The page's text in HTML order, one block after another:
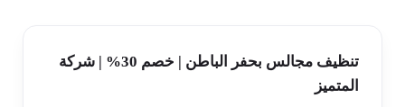
تنظيف مجالس بحفر الباطن | خصم 30% | شركة
المتميز